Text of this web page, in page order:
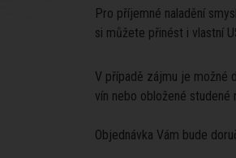
Pro příjemné naladění
si můžete přinést i vlastní
V případě zájmu je možné
vín nebo obložené
Objednávka Vám bude